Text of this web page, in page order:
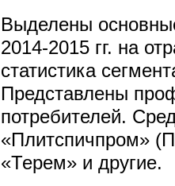
Выделены
2014-2015 гг. на
статистика
Представлены
потребителей.
«Плитспичпром»
«Терем» и другие.